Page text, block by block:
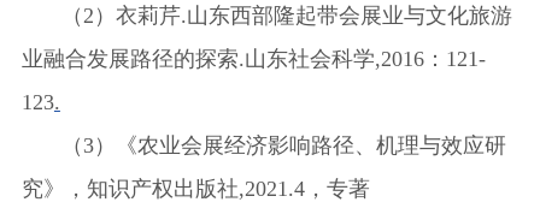
（2）衣莉芹.山东西部隆起带会展业与文化旅游
业融合发展路径的探索.山东社会科学,2016：121-
123.
（ 3）《农业会展经济影响路径、机理与效应研
究》，知识产权出版社,2021.4，专著